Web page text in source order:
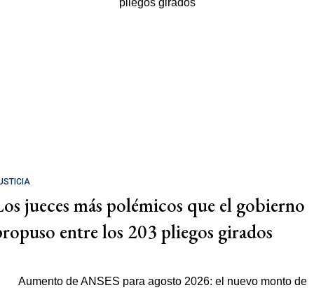
jueces más polémicos que el gobierno
entre los 203 pliegos girados